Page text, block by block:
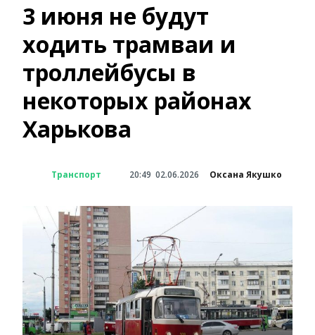
3 июня не будут
ходить трамваи и
троллейбусы в
некоторых районах
Харькова
Транспорт 20:49 02.06.2026 Оксана Якушко